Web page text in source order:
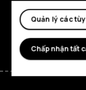
Hỗ trợ
FacebookInstagram
Quản lý các
Chấp nhận tất